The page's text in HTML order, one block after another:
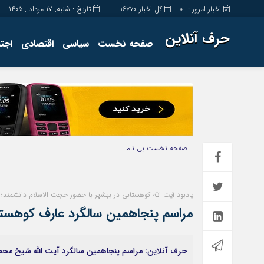
کل اخبار 16770 اخبار امروز : 0 تاریخ : شنبه, ۱۷ مرداد , ۱۴۰۵
حرف آنلاین صفحه نخست سیاسی اقتصادی
صفحه نخست بی نام
یادبود آیت الله کوهستانی در بهشهر با حضور حجت الاسلام دانشمند؛
مراسم پنجاهمین سالگرد عارف
حرف آنلاین: مراسم پنجاهمین سالگرد آیت الله شیخ